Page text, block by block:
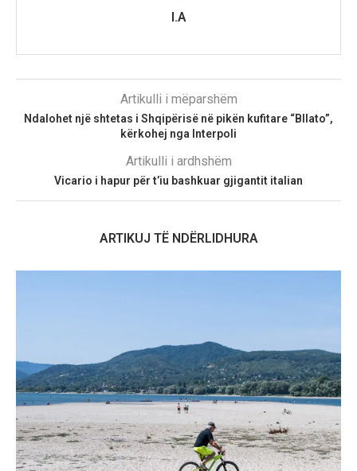
I.A
Artikulli i mëparshëm
Ndalohet një shtetas i Shqipërisë në pikën kufitare “Bllato”,
kërkohej nga Interpoli
Artikulli i ardhshëm
Vicario i hapur për t’iu bashkuar gjigantit italian
ARTIKUJ TË NDËRLIDHURA